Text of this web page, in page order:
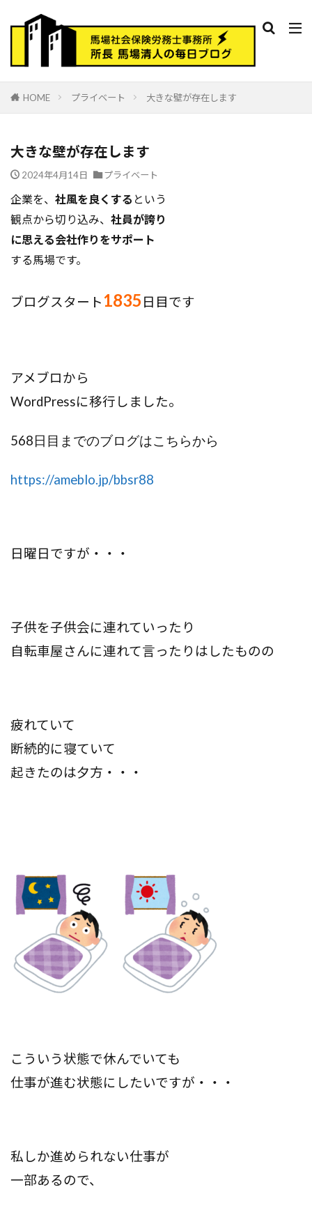
HOME プライベート 大きな壁が存在します
大きな壁が存在します
2024年4月14日 プライベート
企業を、 社風を良くする という
観点から切り込み、 社員が誇り
に思える会社作りをサポート
する馬場です。
ブログスタート 1835 日目です
アメブロから
WordPressに移行しました。
568日目までのブログはこちらから
https://ameblo.jp/bbsr88
日曜日ですが・・・
子供を子供会に連れていったり
自転車屋さんに連れて言ったりはしたものの
疲れていて
断続的に寝ていて
起きたのは夕方・・・
こういう状態で休んでいても
仕事が進む状態にしたいですが・・・
私しか進められない仕事が
一部あるので、